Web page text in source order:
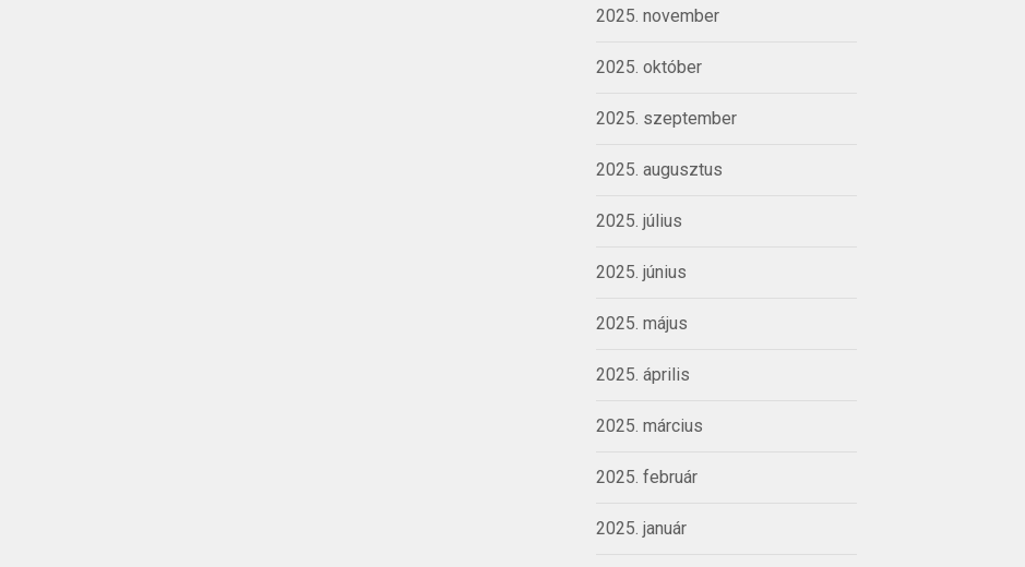
2025. november
2025. október
2025. szeptember
2025. augusztus
2025. július
2025. június
2025. május
2025. április
2025. március
2025. február
2025. január